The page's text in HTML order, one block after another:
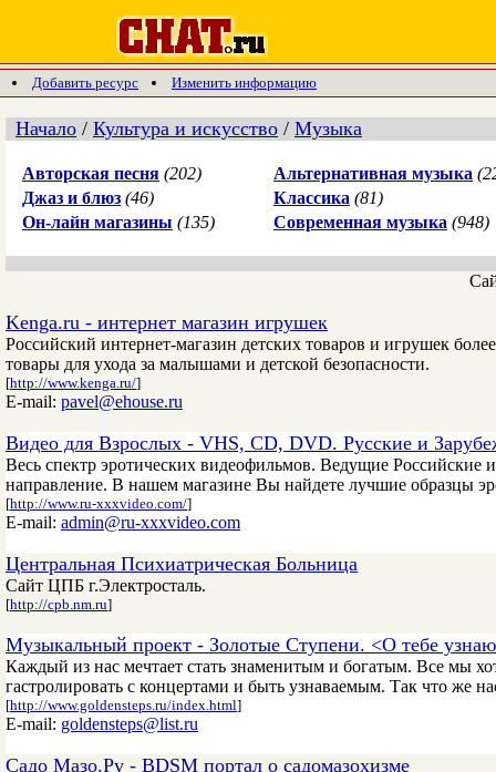
Добавить ресурс Изменить информацию
Начало / Культура и искусство / Музыка
Авторская песня (202) Альтернативная музыка
Джаз и блюз (46) Классика (81)
Он-лайн магазины (135) Современная музыка (948)
Kenga.ru - интернет магазин игрушек
Российский интернет-магазин детских товаров и игрушек
товары для ухода за малышами и детской безопасности.
[http://www.kenga.ru/]
E-mail: pavel@ehouse.ru
Видео для Взрослых - VHS, CD, DVD. Русские и
Весь спектр эротических видеофильмов. Ведущие
направление. В нашем магазине Вы найдете лучшие образцы
[http://www.ru-xxxvideo.com/]
E-mail: admin@ru-xxxvideo.com
Центральная Психиатрическая Больница
Сайт ЦПБ г.Электросталь.
[http://cpb.nm.ru]
Музыкальный проект - Золотые Ступени. <О тебе
Каждый из нас мечтает стать знаменитым и богатым. Все мы
гастролировать с концертами и быть узнаваемым. Так что же
[http://www.goldensteps.ru/index.html]
E-mail: goldensteps@list.ru
Садо Мазо.Ру - BDSM портал о садомазохизме